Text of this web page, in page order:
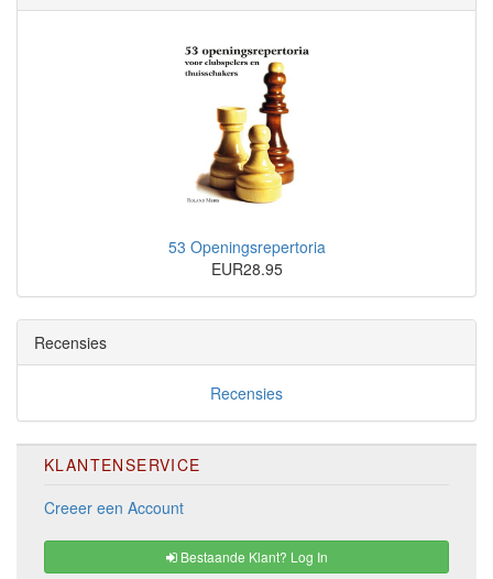
53 Openingsrepertoria
EUR28.95
Recensies
Recensies
KLANTENSERVICE
Creeer een Account
Bestaande Klant? Log In